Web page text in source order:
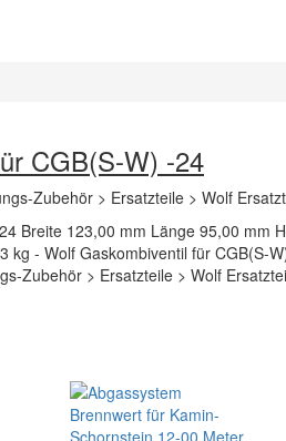
CGB(S-W) -24
Zubehör > Ersatzteile > Wolf
Breite 123,00 mm Länge 95,00 mm
kg - Wolf Gaskombiventil für CGB(S-
Zubehör > Ersatzteile > Wolf